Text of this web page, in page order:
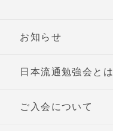
お知らせ
日本流通勉強会とは
ご入会について